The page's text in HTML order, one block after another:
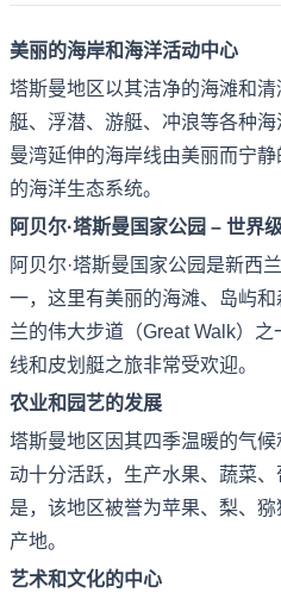
美丽的海岸和海洋活动中心
塔斯曼地区以其洁净的海滩和
艇、浮潜、游艇、冲浪等各种
曼湾延伸的海岸线由美丽而宁
的海洋生态系统。
阿贝尔·塔斯曼国家公园 – 世界
阿贝尔·塔斯曼国家公园是新西
一，这里有美丽的海滩、岛屿
兰的伟大步道（Great Walk）
线和皮划艇之旅非常受欢迎。
农业和园艺的发展
塔斯曼地区因其四季温暖的气
动十分活跃，生产水果、蔬菜
是，该地区被誉为苹果、梨、
产地。
艺术和文化的中心